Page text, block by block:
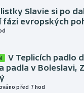
Slavie si po
fázi evropských
V Teplicích padlo
padla v Boleslavi,
před 7 hod